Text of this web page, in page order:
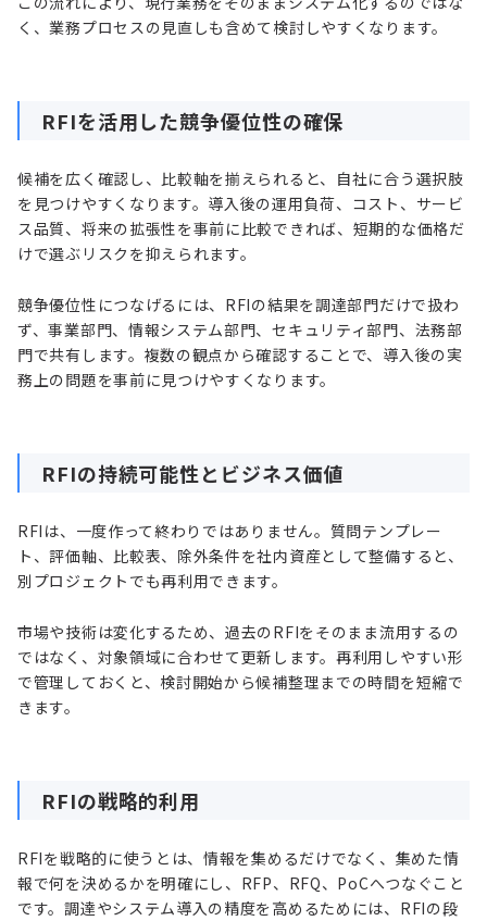
く、業務プロセスの見直しも含めて検討しやすくなります。
RFIを活用した競争優位性の確保
候補を広く確認し、比較軸を揃えられると、自社に合う選択肢
を見つけやすくなります。導入後の運用負荷、コスト、サービ
ス品質、将来の拡張性を事前に比較できれば、短期的な価格だ
けで選ぶリスクを抑えられます。
競争優位性につなげるには、RFIの結果を調達部門だけで扱わ
ず、事業部門、情報システム部門、セキュリティ部門、法務部
門で共有します。複数の観点から確認することで、導入後の実
務上の問題を事前に見つけやすくなります。
RFIの持続可能性とビジネス価値
RFIは、一度作って終わりではありません。質問テンプレー
ト、評価軸、比較表、除外条件を社内資産として整備すると、
別プロジェクトでも再利用できます。
市場や技術は変化するため、過去のRFIをそのまま流用するの
ではなく、対象領域に合わせて更新します。再利用しやすい形
で管理しておくと、検討開始から候補整理までの時間を短縮で
きます。
RFIの戦略的利用
RFIを戦略的に使うとは、情報を集めるだけでなく、集めた情
報で何を決めるかを明確にし、RFP、RFQ、PoCへつなぐこと
です。調達やシステム導入の精度を高めるためには、RFIの段